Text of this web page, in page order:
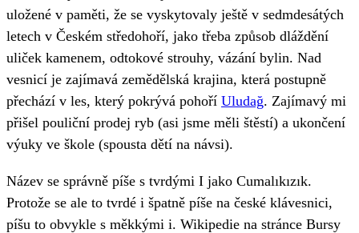
uložené v paměti, že se vyskytovaly ještě v sedmdesátých
letech v Českém středohoří, jako třeba způsob dláždění
uliček kamenem, odtokové strouhy, vázání bylin. Nad
vesnicí je zajímavá zemědělská krajina, která postupně
přechází v les, který pokrývá pohoří Uludağ. Zajímavý mi
přišel pouliční prodej ryb (asi jsme měli štěstí) a ukončení
výuky ve škole (spousta dětí na návsi).
Název se správně píše s tvrdými I jako Cumalıkızık.
Protože se ale to tvrdé i špatně píše na české klávesnici,
píšu to obvykle s měkkými i. Wikipedie na stránce Bursy